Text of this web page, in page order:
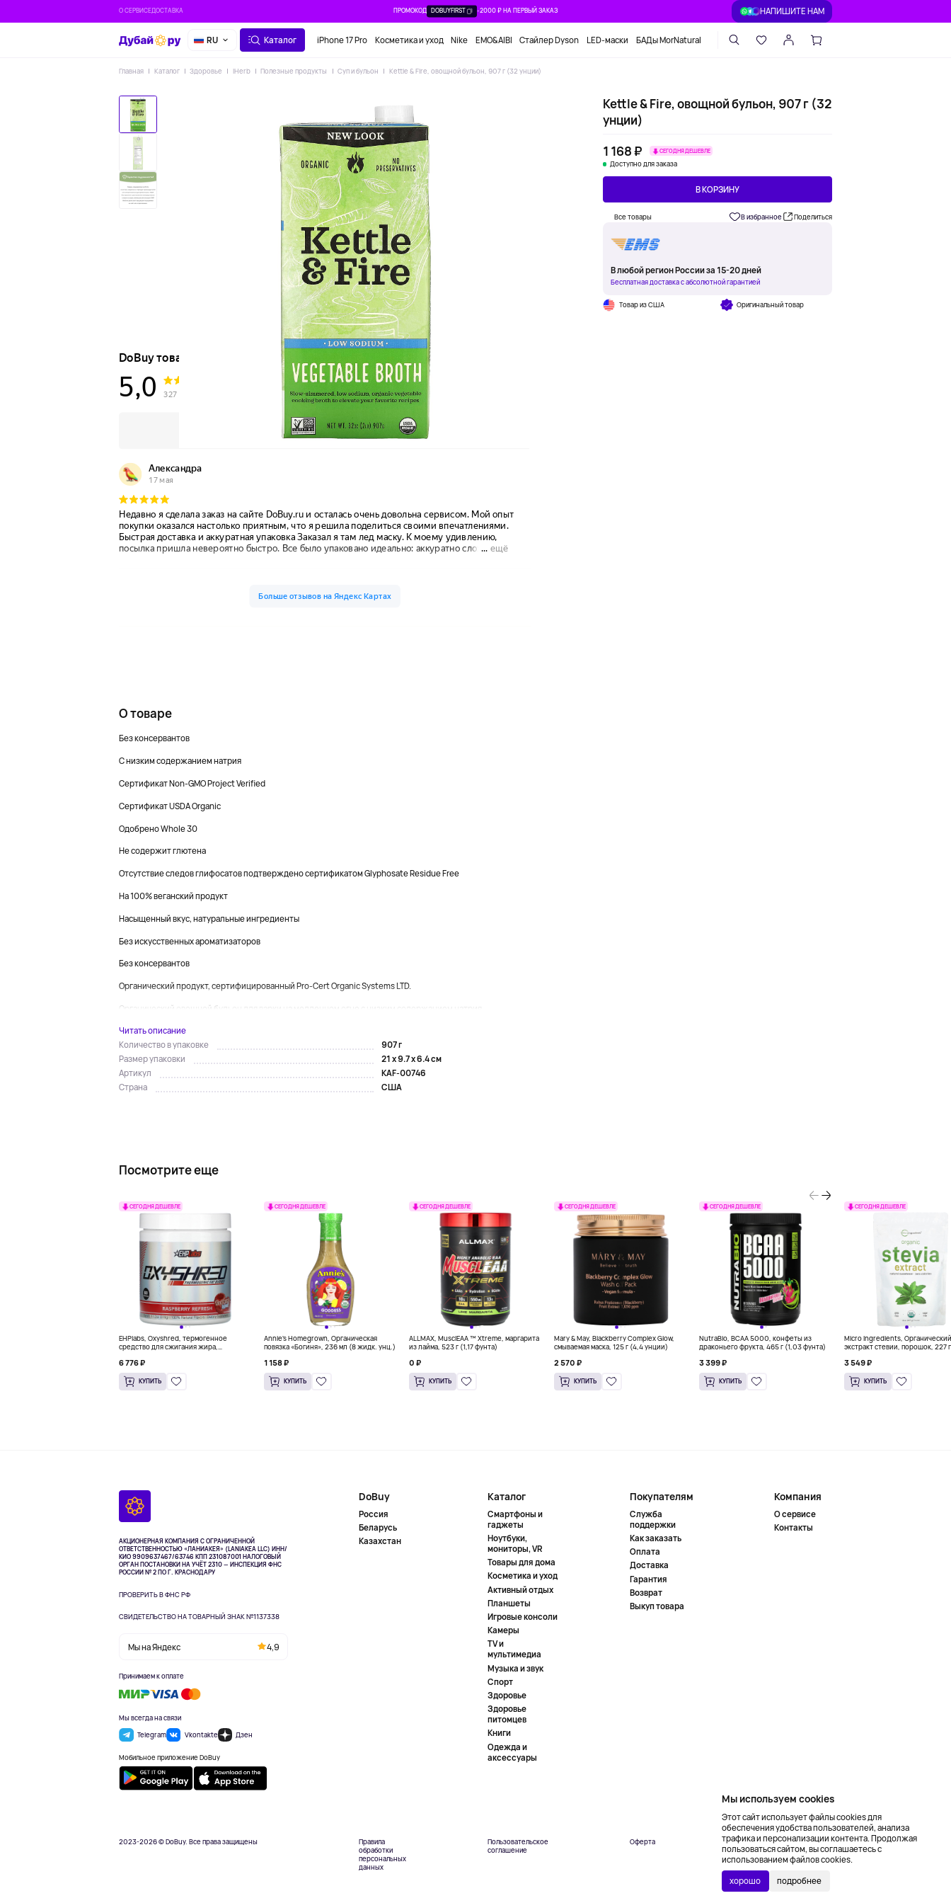
О СЕРВИСЕДОСТАВКА ПРОМОКОД DOBUYFIRST -2000 ₽ НА ПЕРВЫЙ ЗАКАЗ НАПИШИТЕ НАМ
RU Каталог iPhone 17 Pro Косметика и уход Nike EMO&AIBI Стайлер Dyson LED-маски БАДы MorNatural
Главная Каталог Здоровье IHerb Полезные продукты Суп и бульон Kettle & Fire, овощной бульон, 907 г (32 унции)
Kettle & Fire, овощной бульон, 907 г (32
унции)
1 168 ₽
СЕГОДНЯ ДЕШЕВЛЕ
Доступно для заказа
В КОРЗИНУ
Все товары В избранное Поделиться
В любой регион России за 15-20 дней
Бесплатная доставка с абсолютной гарантией
Товар из США Оригинальный товар
О товаре
Без консервантов
С низким содержанием натрия
Сертификат Non-GMO Project Verified
Сертификат USDA Organic
Одобрено Whole 30
Не содержит глютена
Отсутствие следов глифосатов подтверждено сертификатом Glyphosate Residue Free
На 100% веганский продукт
Насыщенный вкус, натуральные ингредиенты
Без искусственных ароматизаторов
Без консервантов
Органический продукт, сертифицированный Pro-Cert Organic Systems LTD.
Органический овощной бульон для варки на медленном огне с низким содержанием натрия...
Читать описание
Количество в упаковке
907 г
Размер упаковки
21 x 9.7 x 6.4 см
Артикул
KAF-00746
Страна
США
Посмотрите еще
СЕГОДНЯ ДЕШЕВЛЕ
EHPlabs, Oxyshred, термогенное
средство для сжигания жира,
унции)
6 776 ₽
КУПИТЬ
СЕГОДНЯ ДЕШЕВЛЕ
Annie's Homegrown, Органическая
повязка «Богиня», 236 мл (8 жидк. унц.)
1 158 ₽
КУПИТЬ
СЕГОДНЯ ДЕШЕВЛЕ
ALLMAX, MusclEAA ™ Xtreme, маргарита
из лайма, 523 г (1,17 фунта)
0 ₽
КУПИТЬ
СЕГОДНЯ ДЕШЕВЛЕ
Mary & May, Blackberry Complex Glow,
смываемая маска, 125 г (4,4 унции)
2 570 ₽
КУПИТЬ
СЕГОДНЯ ДЕШЕВЛЕ
NutraBio, BCAA 5000, конфеты из
драконьего фрукта, 465 г (1,03 фунта)
3 399 ₽
КУПИТЬ
СЕГОДНЯ ДЕШЕВЛЕ
Micro Ingredients, Органический
экстракт стевии, порошок, 227
3 549 ₽
КУПИТЬ
АКЦИОНЕРНАЯ КОМПАНИЯ С ОГРАНИЧЕННОЙ
ОТВЕТСТВЕННОСТЬЮ «ЛАНИАКЕЯ» (LANIAKEA LLC) ИНН/
КИО 9909637467/63746 КПП 231087001НАЛОГОВЫЙ
ОРГАН ПОСТАНОВКИ НА УЧЁТ 2310 — ИНСПЕКЦИЯ ФНС
РОССИИ № 2 ПО Г. КРАСНОДАРУ
ПРОВЕРИТЬ В ФНС РФ
СВИДЕТЕЛЬСТВО НА ТОВАРНЫЙ ЗНАК №1137338
Мы на Яндекс 4,9
Принимаем к оплате
Мы всегда на связи
Telegram
Vkontakte Дзен
Мобильное приложение DoBuy
DoBuy
Россия
Беларусь
Казахстан
Каталог
Смартфоны и
гаджеты
Ноутбуки,
мониторы, VR
Товары для дома
Косметика и уход
Активный отдых
Планшеты
Игровые консоли
Камеры
TV и
мультимедиа
Музыка и звук
Спорт
Здоровье
Здоровье
питомцев
Книги
Одежда и
аксессуары
Покупателям
Служба
поддержки
Как заказать
Оплата
Доставка
Гарантия
Возврат
Выкуп товара
Компания
О сервисе
Контакты
2023-2026 © DoBuy. Все права защищены
Правила
обработки
персональных
данных
Пользовательское
соглашение
Оферта
Создание сайта –
NetLab
Мы используем cookies
Этот сайт использует файлы cookies для
обеспечения удобства пользователей, анализа
трафика и персонализации контента. Продолжая
пользоваться сайтом, вы соглашаетесь с
использованием файлов cookies.
хорошо подробнее